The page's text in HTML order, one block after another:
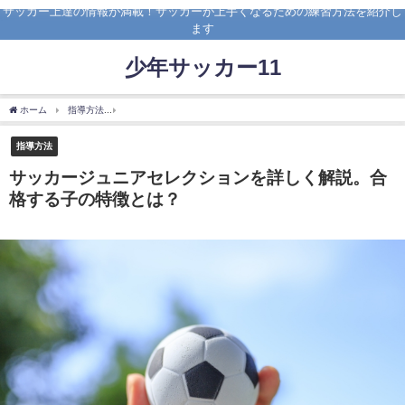
サッカー上達の情報が満載！サッカーが上手くなるための練習方法を紹介し
ます
少年サッカー11
ホーム 指導方法
指導方法
サッカージュニアセレクションを詳しく解説。合
格する子の特徴とは？